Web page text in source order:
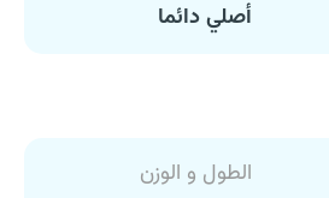
أصلي دائما
الطول و الوزن